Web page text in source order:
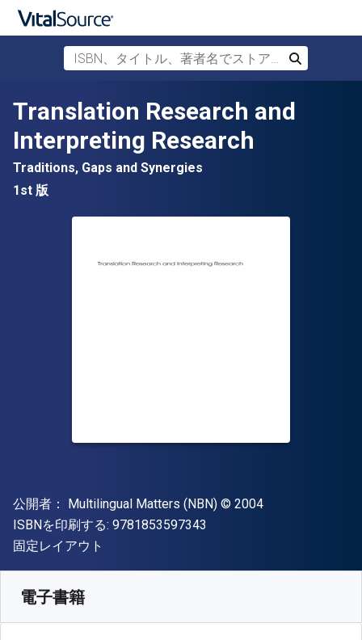
メインコンテンツへスキップ
ISBN、タイトル、著者名でストアを検索
検索
Translation Research and
Interpreting Research
Traditions, Gaps and Synergies
1st 版
出版社
公開者： Multilingual Matters (NBN) 著作権
© 2004
ISBNを印刷する: 9781853597343
形式
固定レイアウト
電子書籍